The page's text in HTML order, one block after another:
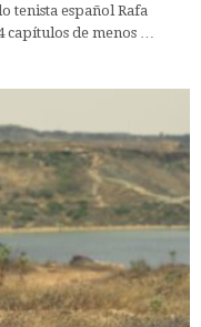
tenista español Rafa
capítulos de menos …